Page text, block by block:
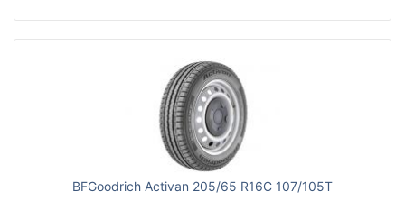
BFGoodrich Activan 205/65 R16C 107/105T